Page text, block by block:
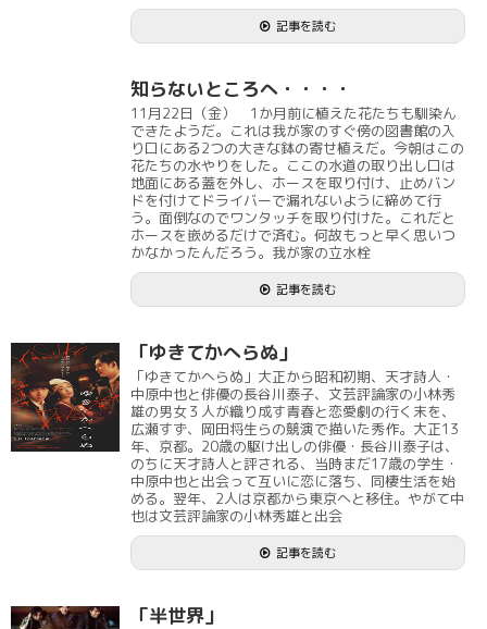
記事を読む
知らないところへ・・・・
11月22日（金） 1か月前に植えた花たちも馴染ん
できたようだ。これは我が家のすぐ傍の図書館の入
り口にある2つの大きな鉢の寄せ植えだ。今朝はこの
花たちの水やりをした。ここの水道の取り出し口は
地面にある蓋を外し、ホースを取り付け、止めバン
ドを付けてドライバーで漏れないように締めて行
う。面倒なのでワンタッチを取り付けた。これだと
ホースを嵌めるだけで済む。何故もっと早く思いつ
かなかったんだろう。我が家の立水栓
記事を読む
「ゆきてかへらぬ」
「ゆきてかへらぬ」大正から昭和初期、天才詩人・
中原中也と俳優の長谷川泰子、文芸評論家の小林秀
雄の男女３人が織り成す青春と恋愛劇の行く末を、
広瀬すず、岡田将生らの競演で描いた秀作。大正13
年、京都。20歳の駆け出しの俳優・長谷川泰子は、
のちに天才詩人と評される、当時まだ17歳の学生・
中原中也と出会って互いに恋に落ち、同棲生活を始
める。翌年、2人は京都から東京へと移住。やがて中
也は文芸評論家の小林秀雄と出会
記事を読む
「半世界」